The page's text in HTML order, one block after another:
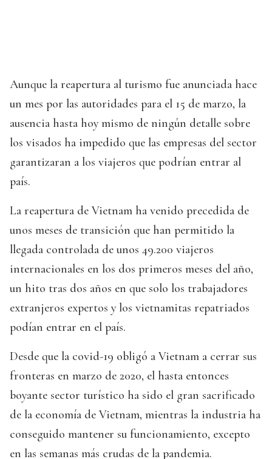
Aunque la reapertura al turismo fue anunciada hace
un mes por las autoridades para el 15 de marzo, la
ausencia hasta hoy mismo de ningún detalle sobre
los visados ha impedido que las empresas del sector
garantizaran a los viajeros que podrían entrar al
país.
La reapertura de Vietnam ha venido precedida de
unos meses de transición que han permitido la
llegada controlada de unos 49.200 viajeros
internacionales en los dos primeros meses del año,
un hito tras dos años en que solo los trabajadores
extranjeros expertos y los vietnamitas repatriados
podían entrar en el país.
Desde que la covid-19 obligó a Vietnam a cerrar sus
fronteras en marzo de 2020, el hasta entonces
boyante sector turístico ha sido el gran sacrificado
de la economía de Vietnam, mientras la industria ha
conseguido mantener su funcionamiento, excepto
en las semanas más crudas de la pandemia.